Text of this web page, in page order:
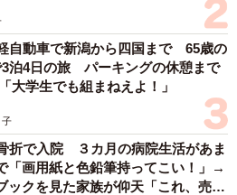
自動車で新潟から四国まで 65歳の
3泊4日の旅 パーキングの休憩まで
大学生でも組まねえよ！」
子
折で入院 ３カ月の病院生活があま
「画用紙と色鉛筆持ってこい！」→
ックを見た家族が仰天「これ、売れ